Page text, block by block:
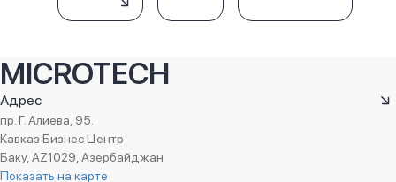
MICROTECH
Адрес
пр. Г. Алиева, 95.
Кавказ Бизнес Центр
Баку, AZ1029, Азербайджан
Показать на карте